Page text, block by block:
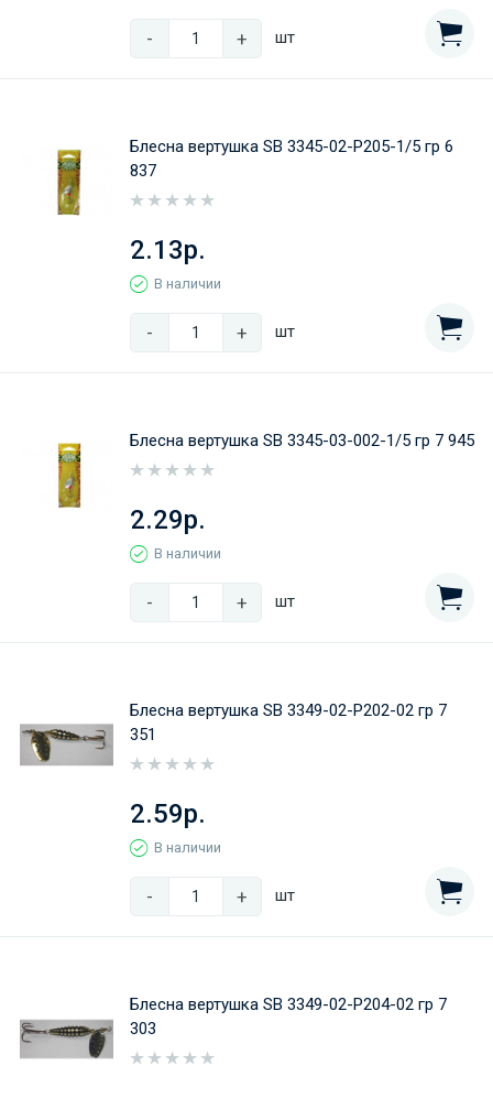
- + шт
Блесна вертушка SB 3345-02-Р205-1/5 гр 6
837
2.13р.
В наличии
- + шт
Блесна вертушка SB 3345-03-002-1/5 гр 7 945
2.29р.
В наличии
- + шт
Блесна вертушка SB 3349-02-Р202-02 гр 7
351
2.59р.
В наличии
- + шт
Блесна вертушка SB 3349-02-Р204-02 гр 7
303